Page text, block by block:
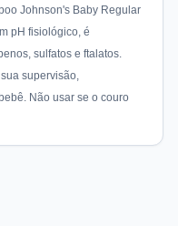
Johnson's Baby Regular
pH fisiológico, é
sulfatos e ftalatos.
supervisão,
Não usar se o couro